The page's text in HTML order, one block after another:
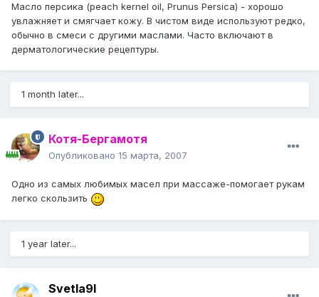
Масло персика (peach kernel oil, Prunus Persica) - хорошо
увлажняет и смягчает кожу. В чистом виде используют редко,
обычно в смеси с другими маслами. Часто включают в
дерматологические рецептуры.
1 month later...
Котя-Бергамотя
Опубликовано 15 марта, 2007
Одно из самых любимых масел при массаже-помогает рукам
легко скользить
1 year later...
Svetla9l